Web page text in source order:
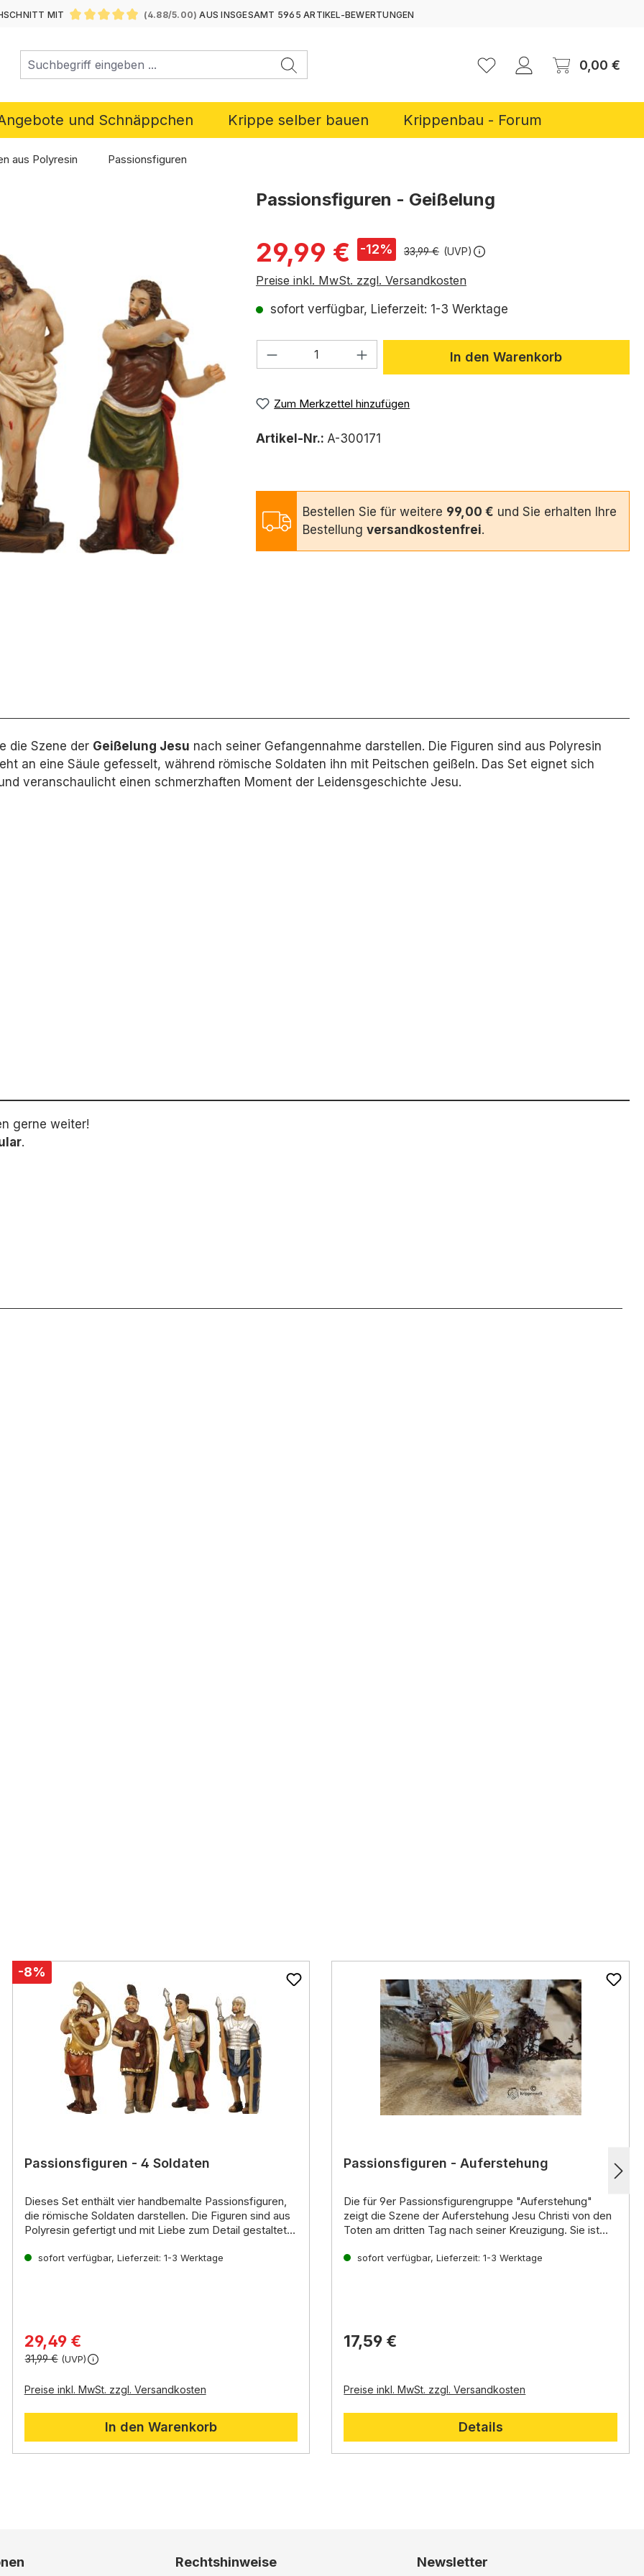
MIT
(4.88/5.00) AUS INSGESAMT 5965 ARTIKEL-BEWERTUNGEN
0,00 €
und Schnäppchen Krippe selber bauen Krippenbau - Forum
aus Polyresin Passionsfiguren
Passionsfiguren - Geißelung
Verkaufspreis:
29,99 € -12% 33,99 € (UVP)
Preise inkl. MwSt. zzgl. Versandkosten
sofort verfügbar, Lieferzeit: 1-3 Werktage
Produkt Anzahl: Gib den gewünschten Wert
In den Warenkorb
Zum Merkzettel hinzufügen
Artikel-Nr.: A-300171
Bestellen Sie für weitere 99,00 € und Sie erhalten Ihre
Bestellung versandkostenfrei.
die Szene der Geißelung Jesu nach seiner Gefangennahme darstellen. Die Figuren sind aus Polyresin
an eine Säule gefesselt, während römische Soldaten ihn mit Peitschen geißeln. Das Set eignet sich
veranschaulicht einen schmerzhaften Moment der Leidensgeschichte Jesu.
gerne weiter!
.
-8%
Passionsfiguren - 4 Soldaten
Dieses Set enthält vier handbemalte Passionsfiguren
die römische Soldaten darstellen. Die Figuren sind aus
Polyresin gefertigt und mit Liebe zum Detail gestaltet.
dynamischen Posen dargestellt.Das Set eignet sich
sofort verfügbar, Lieferzeit: 1-3 Werktage
29,49 €
31,99 € (UVP)
Preise inkl. MwSt. zzgl. Versandkosten
In den Warenkorb
Passionsfiguren - Auferstehung
Die für 9er Passionsfigurengruppe "Auferstehung"
zeigt die Szene der Auferstehung Jesu Christi von den
Toten am dritten Tag nach seiner Kreuzigung. Sie ist
Hoffnung und Erlösung.
sofort verfügbar, Lieferzeit: 1-3 Werktage
17,59 €
Preise inkl. MwSt. zzgl. Versandkosten
Details
Rechtshinweise Newsletter